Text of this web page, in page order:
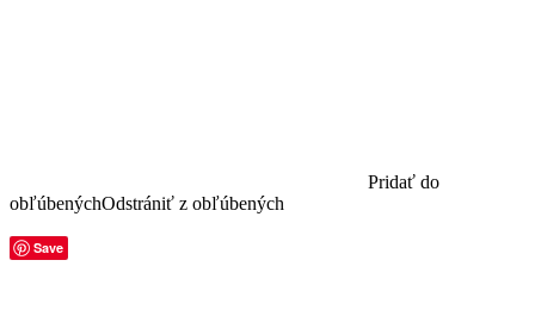
Pridať do
obľúbenýchOdstrániť z obľúbených
Save